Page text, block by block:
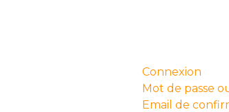
Connexion
Mot de passe
Email de